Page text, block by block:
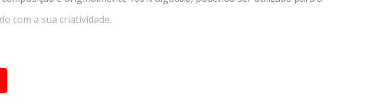
com a sua criatividade.